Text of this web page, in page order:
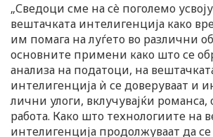
„Сведоци сме на сè поголемо
вештачката интелигенција како
им помага на луѓето во различни
основните примени како што се
анализа на податоци, на
интелигенција ѝ се доверуваат и
лични улоги, вклучувајќи романса,
работа. Како што технологиите на
интелигенција продолжуваат да се